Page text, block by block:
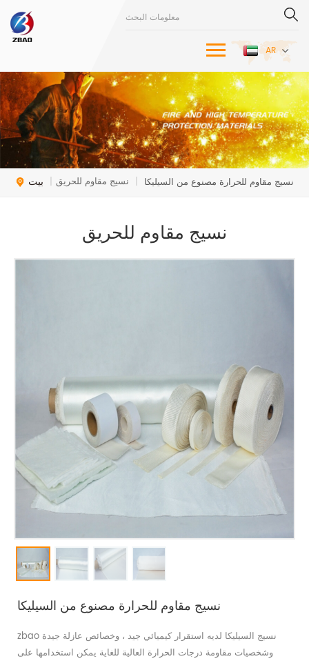
AR
بيت | نسيج مقاوم للحريق | نسيج مقاوم للحرارة مصنوع من السيليكا
نسيج مقاوم للحريق
نسيج مقاوم للحرارة مصنوع من السيليكا
zbao نسيج السيليكا لديه استقرار كيميائي جيد ، وخصائص عازلة جيدة
وشخصيات مقاومة درجات الحرارة العالية للغاية يمكن استخدامها على